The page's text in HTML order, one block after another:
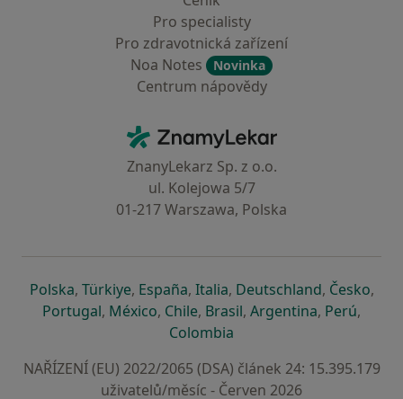
Pro specialisty
Pro zdravotnická zařízení
Noa Notes
Novinka
Centrum nápovědy
ZnamyLekar - Hlavní stránka
ZnanyLekarz Sp. z o.o.
ul. Kolejowa 5/7
01-217 Warszawa, Polska
Polskase otevře v nové záložce
, Türkiyese otevře v nové záložce
, Españase otevře v nové záložce
, Italiase otevře v nové záložce
, Deutschlandse otevře v
, Českose
,
Portugalse otevře v nové záložce
, Méxicose otevře v nové záložce
, Chilese otevře v nové záložce
, Brasilse otevře v nové
, Argentinase otevře v
, Perúse
,
Colombia
NAŘÍZENÍ (EU) 2022/2065 (DSA) článek 24: 15.395.179
uživatelů/měsíc - Červen 2026